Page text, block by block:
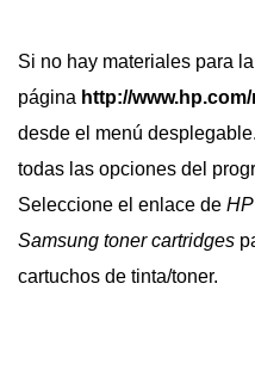
Si no hay materiales para
página http://
desde el menú
todas las opciones del
Seleccione el enlace de
Samsung toner cartridges
cartuchos de tinta/toner.